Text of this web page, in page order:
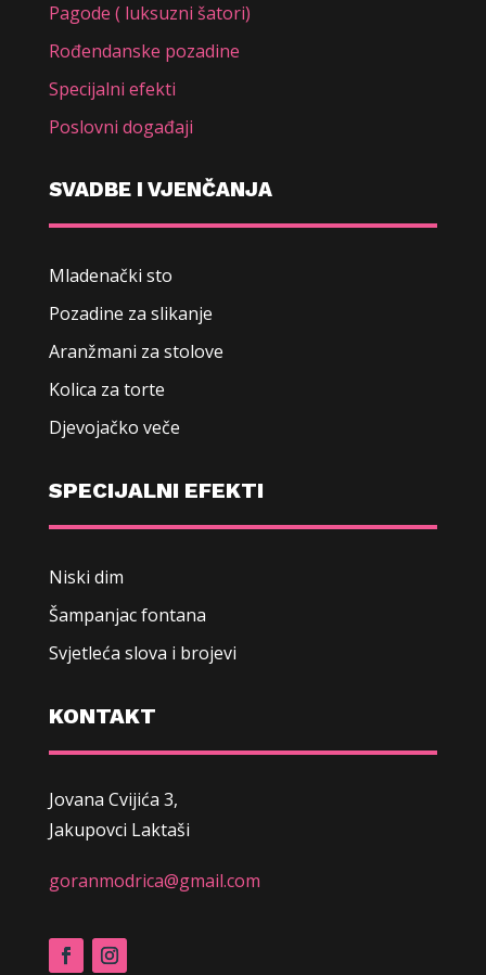
Pagode ( luksuzni šatori)
Rođendanske pozadine
Specijalni efekti
Poslovni događaji
SVADBE I VJENČANJA
Mladenački sto
Pozadine za slikanje
Aranžmani za stolove
Kolica za torte
Djevojačko veče
SPECIJALNI EFEKTI
Niski dim
Šampanjac fontana
Svjetleća slova i brojevi
KONTAKT
Jovana Cvijića 3,
Jakupovci Laktaši
goranmodrica@gmail.com